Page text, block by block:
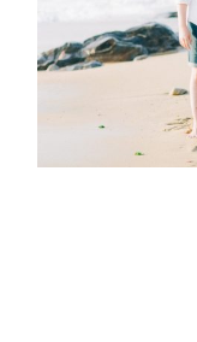
©2026